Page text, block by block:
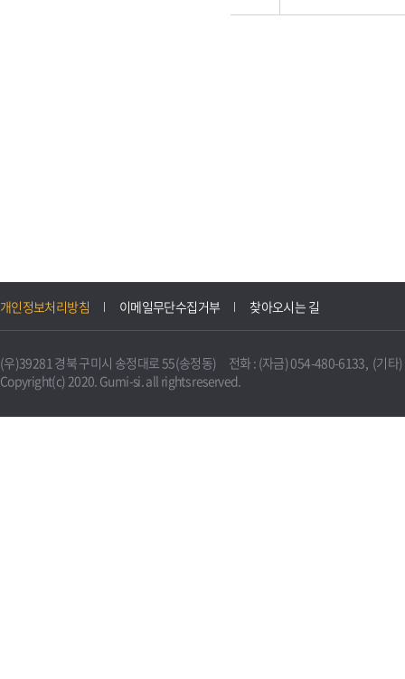
개인정보처리방침 이메일무단수집거부 찾아오시는 길
(우)39281 경북 구미시 송정대로 55(송정동) 전화 : (자금) 054-480-6133, (기타
Copyright(c) 2020. Gumi-si. all rights reserved.